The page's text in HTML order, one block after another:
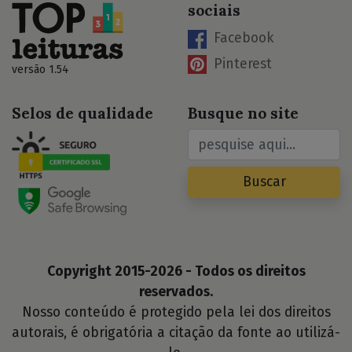
versão 1.54
sociais
Facebook
Pinterest
Selos de qualidade Busque no site
Buscar
Copyright 2015-2026 - Todos os direitos
reservados.
Nosso conteúdo é protegido pela lei dos direitos
autorais, é obrigatória a citação da fonte ao utilizá-